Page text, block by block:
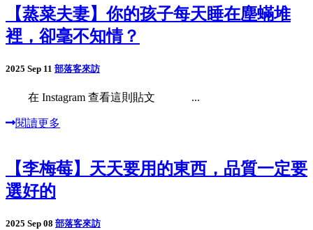
【蒸菜夫妻】你的孩子每天睡在塵蟎堆
裡，卻毫不知情？
2025 Sep 11 部落客來訪
在 Instagram 查看這則貼文 ...
閱讀更多
【李梅莓】天天要用的東西，品質一定要
選好的
2025 Sep 08 部落客來訪